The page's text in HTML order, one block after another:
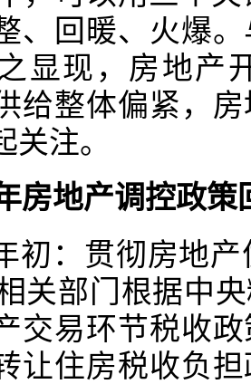
、回暖、火爆
显现，房地产
给整体偏紧，
关注。
房地产调控政策
初：贯彻房地
关部门根据中
交易环节税收
让住房税收负